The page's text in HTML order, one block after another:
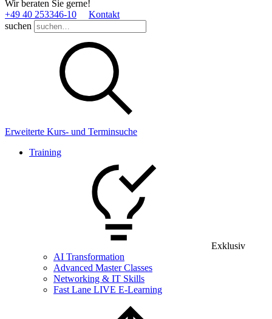
Wir beraten Sie gerne!
+49 40 253346­-10
Kontakt
suchen
Erweiterte Kurs- und Terminsuche
Training
Exklusiv
AI Transformation
Advanced Master Classes
Networking & IT Skills
Fast Lane LIVE E-Learning